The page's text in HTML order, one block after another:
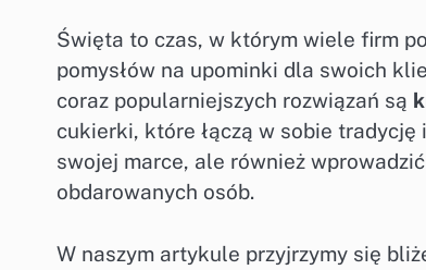
Święta to czas, w którym wiele firm
pomysłów na upominki dla swoich
coraz popularniejszych rozwiązań są
cukierki, które łączą w sobie
swojej marce, ale również
obdarowanych osób.
W naszym artykule przyjrzymy się